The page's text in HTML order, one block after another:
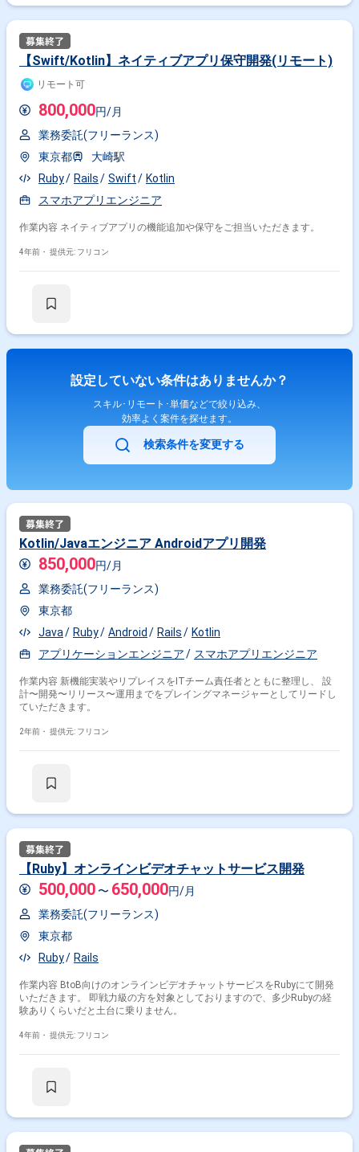
【Swift/Kotlin】ネイティブアプリ保守開発(リモート)
リモート可
800,000円/月
業務委託(フリーランス)
東京都
大崎駅
Ruby
Rails Swift
Kotlin
スマホアプリエンジニア
作業内容 ネイティブアプリの機能追加や保守をご担当いただきます。
4年前・ 提供元: フリコン
設定していない条件はありませんか？
スキル･リモート･単価などで絞り込み、
効率よく案件を探せます。
検索条件を変更する
Kotlin/Javaエンジニア Androidアプリ開発
850,000円/月
業務委託(フリーランス)
東京都
Java
Ruby Android Rails
Kotlin
アプリケーションエンジニア
スマホアプリエンジニア
作業内容 新機能実装やリプレイスをITチーム責任者とともに整理し、 設
計〜開発〜リリース〜運用までをプレイングマネージャーとしてリードし
ていただきます。
2年前・ 提供元: フリコン
【Ruby】オンラインビデオチャットサービス開発
500,000 〜 650,000円/月
業務委託(フリーランス)
東京都
Ruby
Rails
作業内容 BtoB向けのオンラインビデオチャットサービスをRubyにて開発
いただきます。 即戦力級の方を対象としておりますので、多少Rubyの経
験ありくらいだと土台に乗りません。
4年前・ 提供元: フリコン